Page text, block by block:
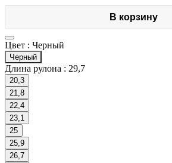
В корзину
Цвет : Черный
Черный
Длина рулона : 29,7
20,3
21,8
22,4
23,1
25
25,9
26,7